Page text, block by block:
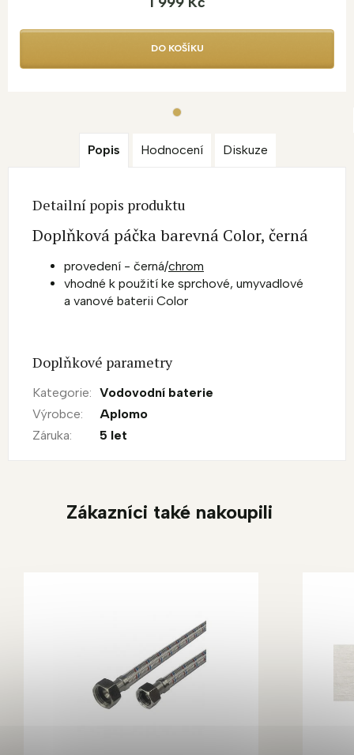
DO KOŠÍKU
Popis Hodnocení Diskuze
Detailní popis produktu
Doplňková páčka barevná Color, černá
provedení - černá/chrom
vhodné k použití ke sprchové, umyvadlové
a vanové baterii Color
Doplňkové parametry
Kategorie: Vodovodní baterie
Výrobce:
Aplomo
Záruka: 5 let
Zákazníci také nakoupili